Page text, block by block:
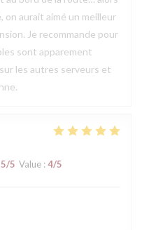
on aurait aimé un meilleur
Je recommande pour
sont apparement
les autres serveurs et
5/5 Value : 4/5